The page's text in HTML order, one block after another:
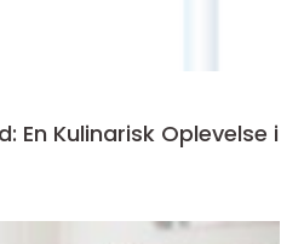
En Kulinarisk Oplevelse i